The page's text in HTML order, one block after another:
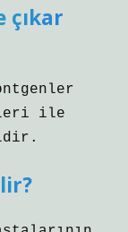
çıkar
ile